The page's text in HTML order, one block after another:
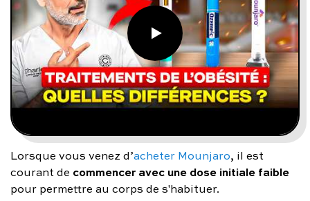
Lorsque vous venez d’acheter Mounjaro, il est
courant de commencer avec une dose initiale faible
pour permettre au corps de s'habituer.